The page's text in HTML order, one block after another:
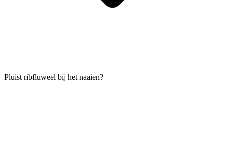
Pluist ribfluweel bij het naaien?